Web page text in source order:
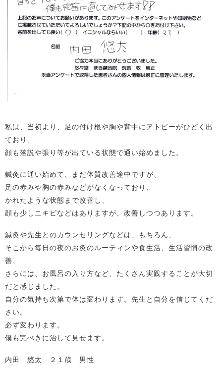
私は、当初より、足の付け根や胸や背中にアトピーがひどく出
ており、
顔も落説や張り等が出ている状態で通い始めました。
鍼灸に通い始めて、まだ体質改善途中ですが、
足の赤みや胸の赤みなどがなくなっており、
かれたような状態まで改善し、
顔も少しニキビなどはありますが、改善しつつあります。
鍼灸や先生とのカウンセリングなどは、もちろん、
そこから毎日の夜のお灸のルーティンや食生活、生活習慣の改
善、
さらには、お風呂の入り方など、たくさん実践することが大切
だと感じました。
自分の気持ち次第で体は変わります。先生と自分を信じてくだ
さい。
必ず変わります。
僕も完ぺきに治して見せます。
内田 悠太 ２１歳 男性